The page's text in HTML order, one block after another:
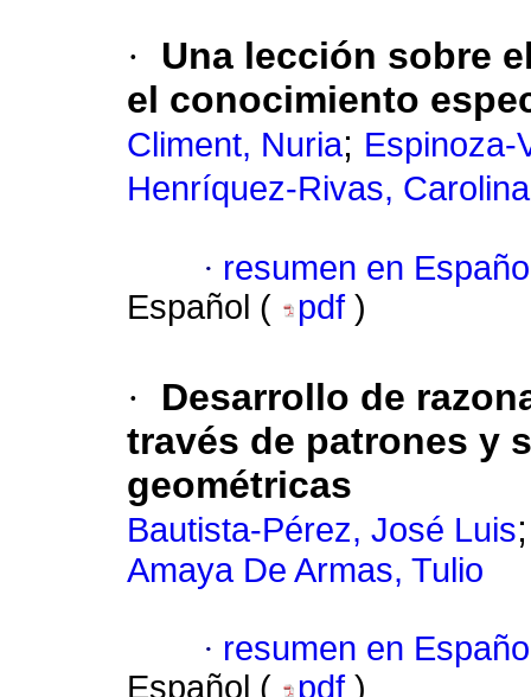
·
Una lección sobre
el conocimiento
Climent, Nuria; Espinoza-
Henríquez-Rivas, Carolina
· resumen en
Español (
pdf )
·
Desarrollo de
través de patrones y
geométricas
Bautista-Pérez, José Luis
Amaya De Armas, Tulio
· resumen en
Español (
pdf )